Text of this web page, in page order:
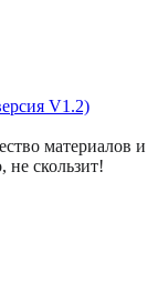
V1.2)
материалов и
не скользит!